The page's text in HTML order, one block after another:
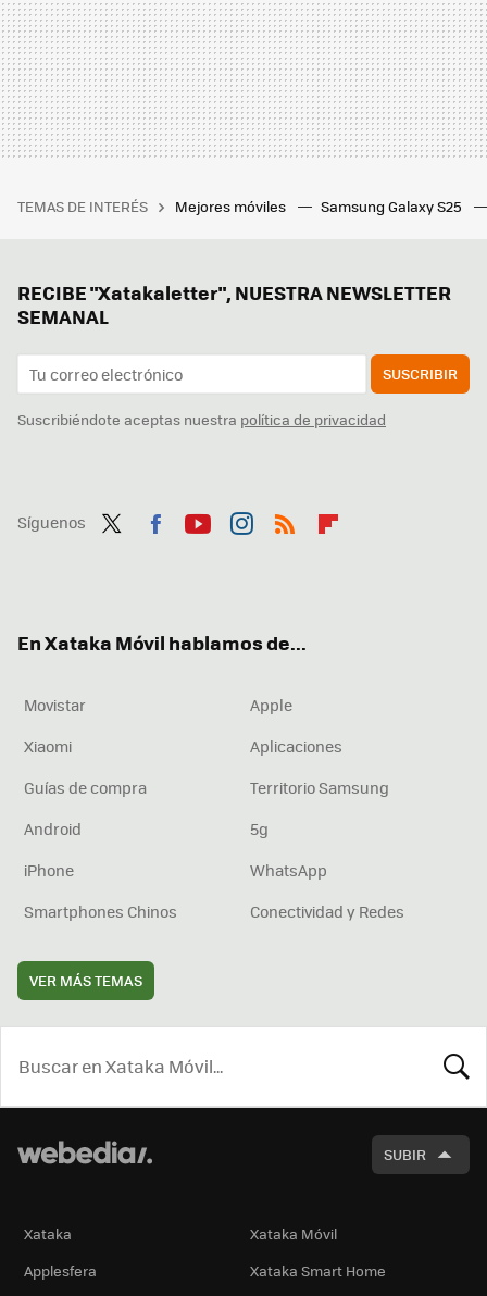
TEMAS DE INTERÉS Mejores móviles Samsung Galaxy S25
RECIBE "Xatakaletter", NUESTRA NEWSLETTER
SEMANAL
SUSCRIBIR
Suscribiéndote aceptas nuestra política de privacidad
Síguenos
En Xataka Móvil hablamos de...
Movistar
Apple
Xiaomi
Aplicaciones
Guías de compra
Territorio Samsung
Android
5g
iPhone
WhatsApp
Smartphones Chinos
Conectividad y Redes
VER MÁS TEMAS
SUBIR
Xataka
Xataka Móvil
Applesfera
Xataka Smart Home